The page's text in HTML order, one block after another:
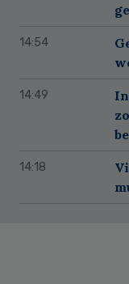
14:54
14:49
14:18